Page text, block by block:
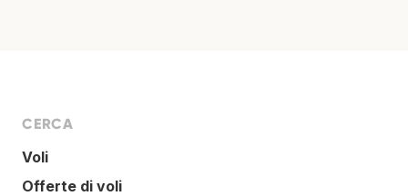
CERCA
Voli
Offerte di voli